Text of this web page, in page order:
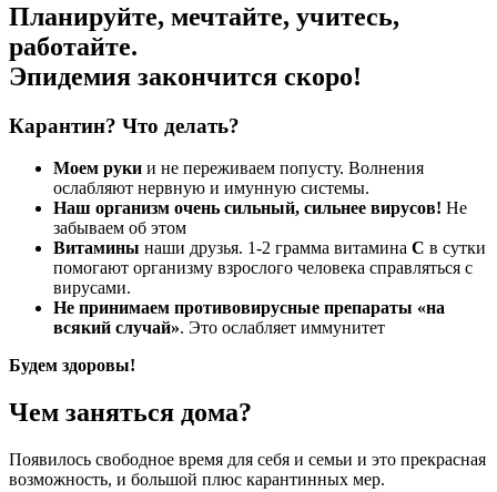
Планируйте, мечтайте, учитесь,
работайте.
Эпидемия закончится скоро!
Карантин? Что делать?
Моем руки и не переживаем попусту. Волнения
ослабляют нервную и имунную системы.
Наш организм очень сильный, сильнее вирусов! Не
забываем об этом
Витамины наши друзья. 1-2 грамма витамина С в сутки
помогают организму взрослого человека справляться с
вирусами.
Не принимаем противовирусные препараты «на
всякий случай». Это ослабляет иммунитет
Будем здоровы!
Чем заняться дома?
Появилось свободное время для себя и семьи и это прекрасная
возможность, и большой плюс карантинных мер.